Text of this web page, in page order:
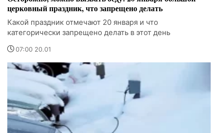
церковный праздник, что запрещено делать
Какой праздник отмечают 20 января и что
категорически запрещено делать в этот день
07:00 20.01